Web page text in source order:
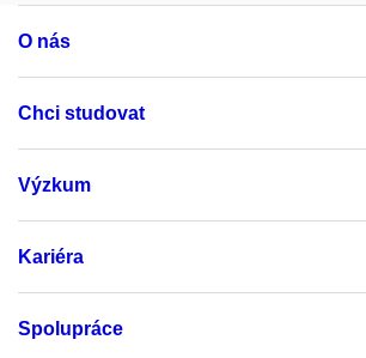
O nás
Chci studovat
Výzkum
Kariéra
Spolupráce